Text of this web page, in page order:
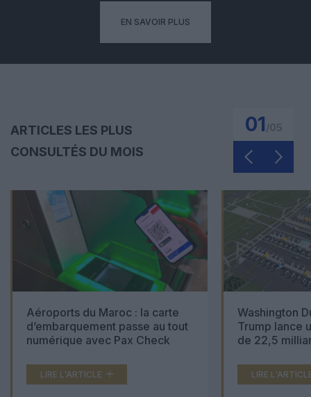
EN SAVOIR PLUS
ARTICLES LES PLUS
CONSULTÉS DU MOIS
01
Aéroports du Maroc : la carte
d’embarquement passe au tout
numérique avec Pax Check
LIRE L'ARTICLE
Washington
Trump lance
de 22,5
LIRE